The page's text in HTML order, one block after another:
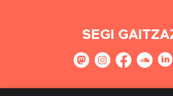
SEGI